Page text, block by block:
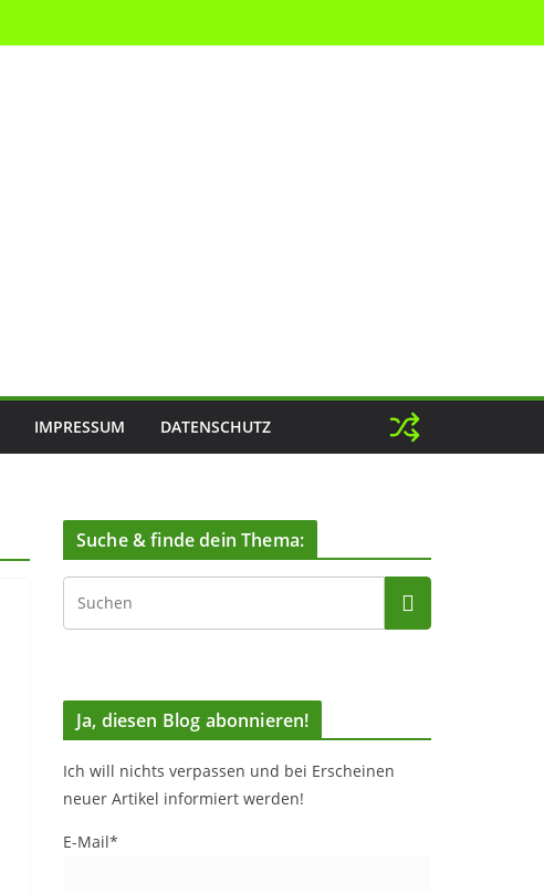
IMPRESSUM DATENSCHUTZ
Suche & finde dein Thema:
Ja, diesen Blog abonnieren!
Ich will nichts verpassen und bei Erscheinen
neuer Artikel informiert werden!
E-Mail*